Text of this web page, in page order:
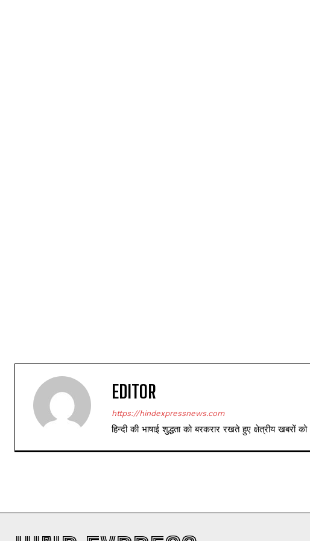
EDITOR
https://hindexpressnews.com
हिन्दी की भाषाई शुद्धता को बरकरार रखते हुए क्षेत्रीय खबरों